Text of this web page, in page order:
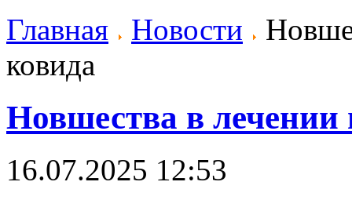
Главная
Новости
ковида
Новшества в
16.07.2025 12:53